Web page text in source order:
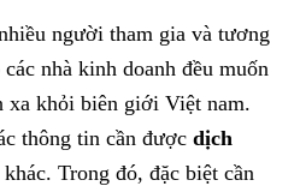
người tham gia và tương
nhà kinh doanh đều muốn
xa khỏi biên giới Việt nam.
thông tin cần được dịch
Trong đó, đặc biệt cần